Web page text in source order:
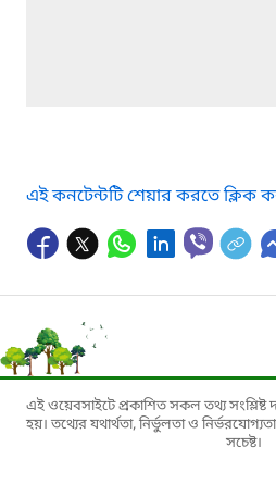
এই কনটেন্টটি শেয়ার করতে ক্লিক
এই ওয়েবসাইটে প্রকাশিত সকল তথ্য সংশ্লিষ্ট
হয়। তথ্যের যথার্থতা, নির্ভুলতা ও
সচেষ্ট।